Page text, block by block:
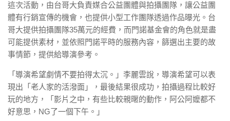
這次活動，由台哥大負責媒合公益團體與拍攝團隊，讓公益團
體有行銷宣傳的機會，也提供小型工作團隊透過作品曝光。台
哥大提供拍攝團隊35萬元的經費，而門諾基金會的角色就是盡
可能提供素材，並依照門諾平時的服務內容，篩選出主要的故
事情節，提供給導演參考。
「導演希望劇情不要拍得太沉。」李麗雲說，導演希望可以表
現出「老人家的活潑面」，最後結果很成功，拍攝過程比較好
玩的地方，「影片之中，有些比較親暱的動作，阿公阿嬤都不
好意思，NG了一個下午。」